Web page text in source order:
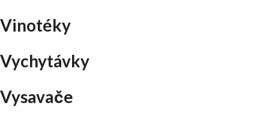
Vinotéky
Vychytávky
Vysavače